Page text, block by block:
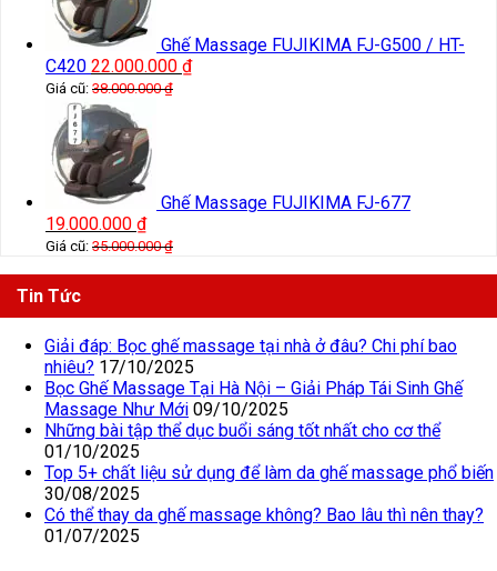
Ghế Massage FUJIKIMA FJ-G500 / HT-
C420 22.000.000 ₫
Giá cũ: 38.000.000₫
Ghế Massage FUJIKIMA FJ-677
19.000.000 ₫
Giá cũ: 35.000.000₫
Tin Tức
Giải đáp: Bọc ghế massage tại nhà ở đâu? Chi phí bao
nhiêu? 17/10/2025
Bọc Ghế Massage Tại Hà Nội – Giải Pháp Tái Sinh Ghế
Massage Như Mới 09/10/2025
Những bài tập thể dục buổi sáng tốt nhất cho cơ thể
01/10/2025
Top 5+ chất liệu sử dụng để làm da ghế massage phổ biến
30/08/2025
Có thể thay da ghế massage không? Bao lâu thì nên thay?
01/07/2025